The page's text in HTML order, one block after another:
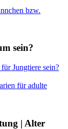
bzw.
sein?
Jungtiere sein?
für adulte
| Alter